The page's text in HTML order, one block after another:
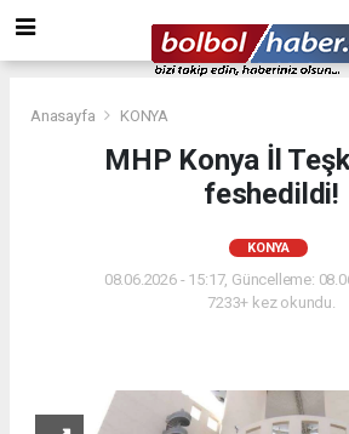
Anasayfa KONYA
MHP Konya İl
feshedildi!
KONYA
08.06.2026 - 15:17, Güncelleme:
7233+ kez okundu.